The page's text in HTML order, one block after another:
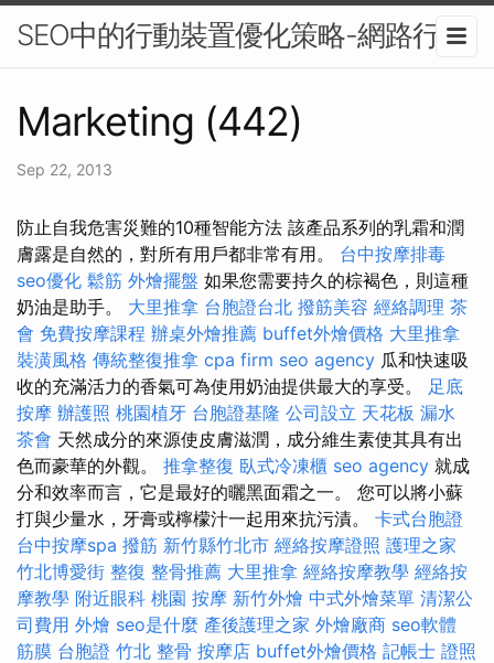
SEO中的行動裝置優化策略-網路行銷
Marketing (442)
Sep 22, 2013
防止自我危害災難的10種智能方法 該產品系列的乳霜和潤
膚露是自然的，對所有用戶都非常有用。 台中按摩排毒
seo優化 鬆筋 外燴擺盤 如果您需要持久的棕褐色，則這種
奶油是助手。 大里推拿 台胞證台北 撥筋美容 經絡調理 茶
會 免費按摩課程 辦桌外燴推薦 buffet外燴價格 大里推拿
裝潢風格 傳統整復推拿 cpa firm seo agency 瓜和快速吸
收的充滿活力的香氣可為使用奶油提供最大的享受。 足底
按摩 辦護照 桃園植牙 台胞證基隆 公司設立 天花板 漏水
茶會 天然成分的來源使皮膚滋潤，成分維生素使其具有出
色而豪華的外觀。 推拿整復 臥式冷凍櫃 seo agency 就成
分和效率而言，它是最好的曬黑面霜之一。 您可以將小蘇
打與少量水，牙膏或檸檬汁一起用來抗污漬。 卡式台胞證
台中按摩spa 撥筋 新竹縣竹北市 經絡按摩證照 護理之家
竹北博愛街 整復 整骨推薦 大里推拿 經絡按摩教學 經絡按
摩教學 附近眼科 桃園 按摩 新竹外燴 中式外燴菜單 清潔公
司費用 外燴 seo是什麼 產後護理之家 外燴廠商 seo軟體
筋膜 台胞證 竹北 整骨 按摩店 buffet外燴價格 記帳士 證照